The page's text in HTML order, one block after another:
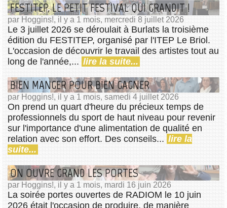
FESTITEP, LE PETIT FESTIVAL QUI GRANDIT !
par Hoggins!, il y a 1 mois, mercredi 8 juillet 2026
Le 3 juillet 2026 se déroulait à Burlats la troisième
édition du FESTITEP, organisé par l'ITEP Le Briol.
L'occasion de découvrir le travail des artistes tout au
long de l'année,... lire la suite...
BIEN MANGER POUR BIEN GAGNER
par Hoggins!, il y a 1 mois, samedi 4 juillet 2026
On prend un quart d'heure du précieux temps de
professionnels du sport de haut niveau pour revenir
sur l'importance d'une alimentation de qualité en
relation avec son effort. Des conseils... lire la
suite...
ON OUVRE GRAND LES PORTES
par Hoggins!, il y a 1 mois, mardi 16 juin 2026
La soirée portes ouvertes de RADIOM le 10 juin
2026 était l'occasion de produire, de manière